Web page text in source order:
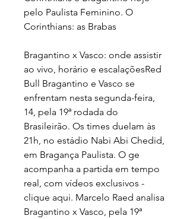
pelo Paulista Feminino. O
Corinthians: as Brabas
Bragantino x Vasco: onde assistir
ao vivo, horário e escalaçõesRed
Bull Bragantino e Vasco se
enfrentam nesta segunda-feira,
14, pela 19ª rodada do
Brasileirão. Os times duelam às
21h, no estádio Nabi Abi Chedid,
em Bragança Paulista. O ge
acompanha a partida em tempo
real, com vídeos exclusivos -
clique aqui. Marcelo Raed analisa
Bragantino x Vasco, pela 19ª